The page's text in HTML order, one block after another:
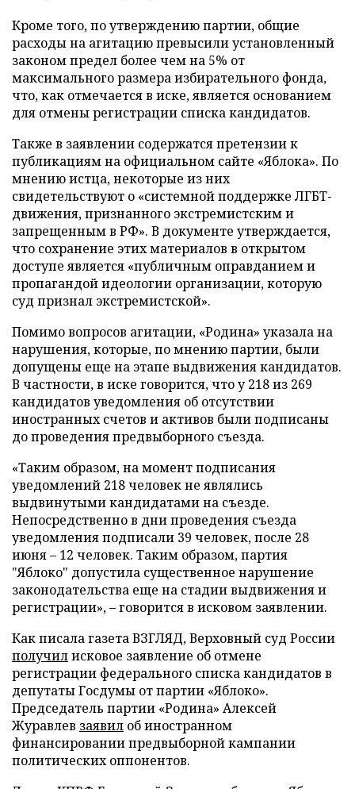
Кроме того, по утверждению партии, общие
расходы на агитацию превысили установленный
законом предел более чем на 5% от
максимального размера избирательного фонда,
что, как отмечается в иске, является основанием
для отмены регистрации списка кандидатов.
Также в заявлении содержатся претензии к
публикациям на официальном сайте «Яблока». По
мнению истца, некоторые из них
свидетельствуют о «системной поддержке ЛГБТ-
движения, признанного экстремистским и
запрещенным в РФ». В документе утверждается,
что сохранение этих материалов в открытом
доступе является «публичным оправданием и
пропагандой идеологии организации, которую
суд признал экстремистской».
Помимо вопросов агитации, «Родина» указала на
нарушения, которые, по мнению партии, были
допущены еще на этапе выдвижения кандидатов.
В частности, в иске говорится, что у 218 из 269
кандидатов уведомления об отсутствии
иностранных счетов и активов были подписаны
до проведения предвыборного съезда.
«Таким образом, на момент подписания
уведомлений 218 человек не являлись
выдвинутыми кандидатами на съезде.
Непосредственно в дни проведения съезда
уведомления подписали 39 человек, после 28
июня – 12 человек. Таким образом, партия
"Яблоко" допустила существенное нарушение
законодательства еще на стадии выдвижения и
регистрации», – говорится в исковом заявлении.
Как писала газета ВЗГЛЯД, Верховный суд России
получилисковое заявление об отмене
регистрации федерального списка кандидатов в
депутаты Госдумы от партии «Яблоко».
Председатель партии «Родина» Алексей
Журавлев заявил об иностранном
финансировании предвыборной кампании
политических оппонентов.